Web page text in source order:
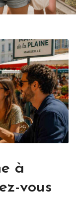
à
vous